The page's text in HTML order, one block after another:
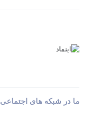
ما در شبکه های اجتماعی